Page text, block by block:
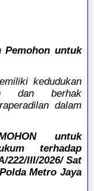
Pemohon untuk
kedudukan
dan berhak
dalam
untuk
terhadap
222/III/2026/ Sat
Metro Jaya